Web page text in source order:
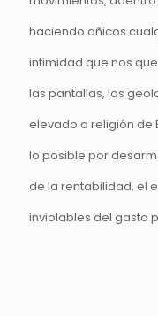
haciendo añicos
intimidad que nos
las pantallas, los
elevado a religión de
lo posible por
de la rentabilidad, el
inviolables del gasto